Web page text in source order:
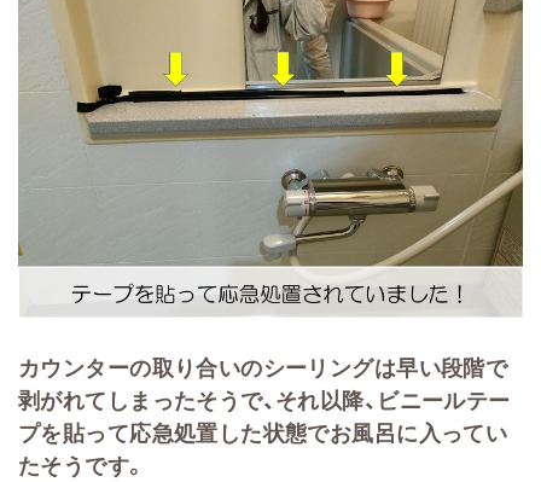
カウンターの取り合いのシーリングは早い段階で
剥がれてしまったそうで、それ以降、ビニールテー
プを貼って応急処置した状態でお風呂に入ってい
たそうです。